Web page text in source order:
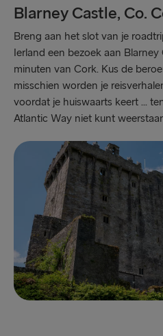
Blarney Castle, Co.
Breng aan het slot van je
Ierland een bezoek aan
minuten van Cork. Kus de
misschien worden je
voordat je huiswaarts keert ...
Atlantic Way niet kunt